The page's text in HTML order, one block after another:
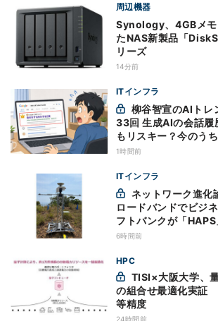
周辺機器
Synology、4GBメモ
たNAS新製品「
リーズ
14分前
ITインフラ
33回 生成AIの会話履
もリスキー？今のう
万全にしておこう
1時間前
ITインフラ
ロードバンドでビジ
フトバンクが「
ビス開始を表明、本
6時間前
HPC
の組合せ最適化実証
等精度
24時間前